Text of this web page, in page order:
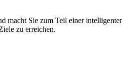
Sie zum Teil einer
zu erreichen.